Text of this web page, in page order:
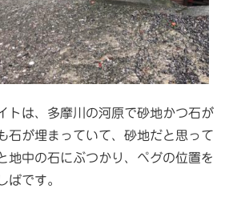
トは、多摩川の河原で砂地かつ石が
石が埋まっていて、砂地だと思って
地中の石にぶつかり、ペグの位置を
ばです。